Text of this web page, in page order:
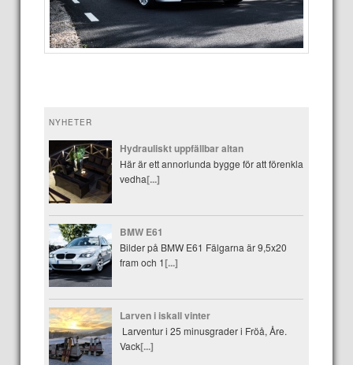
NYHETER
Hydrauliskt uppfällbar altan
Här är ett annorlunda bygge för att förenkla
vedha[...]
BMW E61
Bilder på BMW E61 Fälgarna är 9,5x20
fram och 1[...]
Larven i iskall vinter
Larventur i 25 minusgrader i Fröå, Åre.
Vack[...]